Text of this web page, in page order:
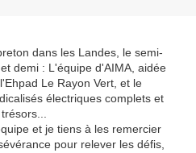
dans les Landes, le semi-
demi : L'équipe d'AIMA, aidée
Le Rayon Vert, et le
électriques complets et
et je tiens à les remercier
pour relever les défis,